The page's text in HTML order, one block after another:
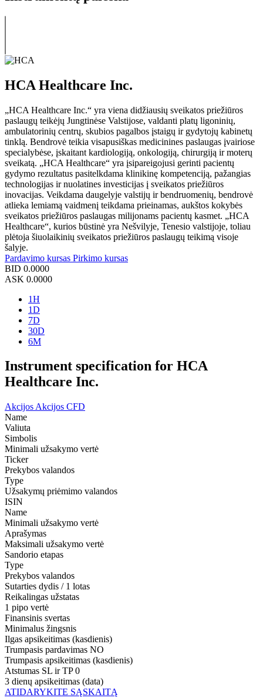
HCA Healthcare Inc.
„HCA Healthcare Inc.“ yra viena didžiausių sveikatos priežiūros
paslaugų teikėjų Jungtinėse Valstijose, valdanti platų ligoninių,
ambulatorinių centrų, skubios pagalbos įstaigų ir gydytojų kabinetų
tinklą. Bendrovė teikia visapusiškas medicinines paslaugas įvairiose
specialybėse, įskaitant kardiologiją, onkologiją, chirurgiją ir moterų
sveikatą. „HCA Healthcare“ yra įsipareigojusi gerinti pacientų
gydymo rezultatus pasitelkdama klinikinę kompetenciją, pažangias
technologijas ir nuolatines investicijas į sveikatos priežiūros
inovacijas. Veikdama daugelyje valstijų ir bendruomenių, bendrovė
atlieka lemiamą vaidmenį teikdama prieinamas, aukštos kokybės
sveikatos priežiūros paslaugas milijonams pacientų kasmet. „HCA
Healthcare“, kurios būstinė yra Nešvilyje, Tenesio valstijoje, toliau
plėtoja šiuolaikinių sveikatos priežiūros paslaugų teikimą visoje
šalyje.
Pardavimo kursas Pirkimo kursas
BID 0.0000
ASK 0.0000
1H
1D
7D
30D
6M
Instrument specification for HCA
Healthcare Inc.
Akcijos Akcijos CFD
Name
Valiuta
Simbolis
Minimali užsakymo vertė
Ticker
Prekybos valandos
Type
Užsakymų priėmimo valandos
ISIN
Name
Minimali užsakymo vertė
Aprašymas
Maksimali užsakymo vertė
Sandorio etapas
Type
Prekybos valandos
Sutarties dydis / 1 lotas
Reikalingas užstatas
1 pipo vertė
Finansinis svertas
Minimalus žingsnis
Ilgas apsikeitimas (kasdienis)
Trumpasis pardavimas NO
Trumpasis apsikeitimas (kasdienis)
Atstumas SL ir TP 0
3 dienų apsikeitimas (data)
ATIDARYKITE SĄSKAITĄ